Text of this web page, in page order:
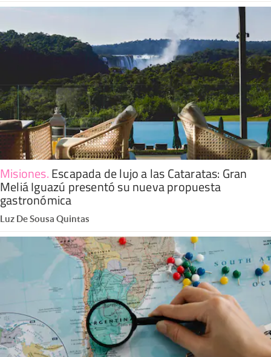
Misiones.Escapada de lujo a las Cataratas: Gran
Meliá Iguazú presentó su nueva propuesta
gastronómica
Luz De Sousa Quintas